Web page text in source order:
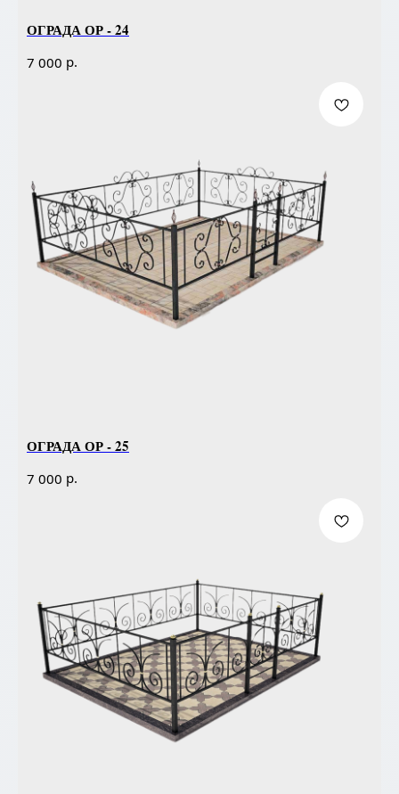
ОГРАДА ОР - 24
7 000 р.
ОГРАДА ОР - 25
7 000 р.